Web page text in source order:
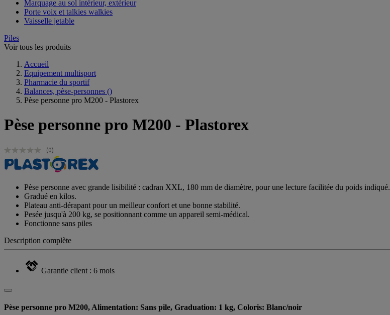
Marquage au sol intérieur, extérieur
Porte voix et talkies walkies
Vaisselle jetable
Piles
Voir tous les produits
Accueil
Equipement multisport
Pharmacie du sportif
Balances, pèse-personnes ()
Pèse personne pro M200 - Plastorex
Pèse personne pro M200 - Plastorex
(0)
Pèse personne avec grande lisibilité : cadran XXL, 180 mm de diamètre, pour une lecture facilitée du poids indiqué.
Gradué en kilos.
Plateau anti-dérapant pour un meilleur confort et une bonne stabilité.
Pesée jusqu'à 200 kg, se positionnant comme un appareil semi-médical.
Fonctionne sans piles
Description complète
Garantie client : 6 mois
Pèse personne pro M200, Alimentation: Sans pile, Graduation: 1 kg, Coloris: Blanc/noir